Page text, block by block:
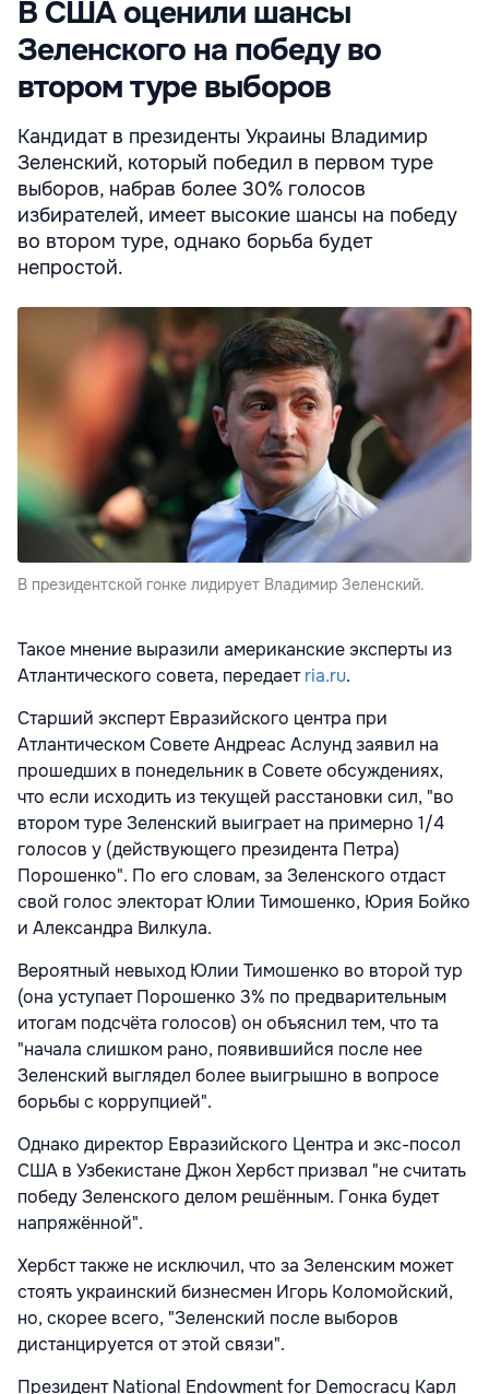
В США оценили шансы
Зеленского на победу во
втором туре выборов
Кандидат в президенты Украины Владимир
Зеленский, который победил в первом туре
выборов, набрав более 30% голосов
избирателей, имеет высокие шансы на победу
во втором туре, однако борьба будет
непростой.
В президентской гонке лидирует Владимир Зеленский.
Такое мнение выразили американские эксперты из
Атлантического совета, передаетria.ru.
Старший эксперт Евразийского центра при
Атлантическом Совете Андреас Аслунд заявил на
прошедших в понедельник в Совете обсуждениях,
что если исходить из текущей расстановки сил, "во
втором туре Зеленский выиграет на примерно 1/4
голосов у (действующего президента Петра)
Порошенко". По его словам, за Зеленского отдаст
свой голос электорат Юлии Тимошенко, Юрия Бойко
и Александра Вилкула.
Вероятный невыход Юлии Тимошенко во второй тур
(она уступает Порошенко 3% по предварительным
итогам подсчёта голосов) он объяснил тем, что та
"начала слишком рано, появившийся после нее
Зеленский выглядел более выигрышно в вопросе
борьбы с коррупцией".
Однако директор Евразийского Центра и экс-посол
США в Узбекистане Джон Хербст призвал "не считать
победу Зеленского делом решённым. Гонка будет
напряжённой".
Хербст также не исключил, что за Зеленским может
стоять украинский бизнесмен Игорь Коломойский,
но, скорее всего, "Зеленский после выборов
дистанцируется от этой связи".
Президент National Endowment for Democracy Карл